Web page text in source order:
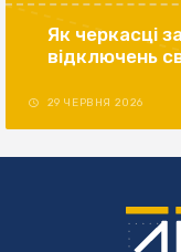
Як черкасці
відключень
29 ЧЕРВНЯ 2026